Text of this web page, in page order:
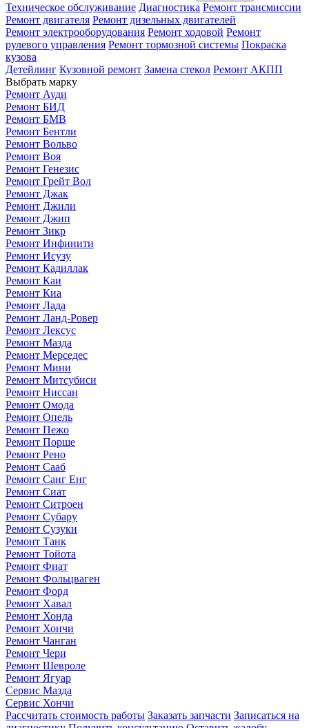
Техническое обслуживание Диагностика Ремонт трансмиссии
Ремонт двигателя Ремонт дизельных двигателей
Ремонт электрооборудования Ремонт ходовой Ремонт
рулевого управления Ремонт тормозной системы Покраска
кузова
Детейлинг Кузовной ремонт Замена стекол Ремонт АКПП
Выбрать марку
Ремонт Ауди
Ремонт БИД
Ремонт БМВ
Ремонт Бентли
Ремонт Вольво
Ремонт Воя
Ремонт Генезис
Ремонт Грейт Вол
Ремонт Джак
Ремонт Джили
Ремонт Джип
Ремонт Зикр
Ремонт Инфинити
Ремонт Исузу
Ремонт Кадиллак
Ремонт Каи
Ремонт Киа
Ремонт Лада
Ремонт Ланд-Ровер
Ремонт Лексус
Ремонт Мазда
Ремонт Мерседес
Ремонт Мини
Ремонт Митсубиси
Ремонт Ниссан
Ремонт Омода
Ремонт Опель
Ремонт Пежо
Ремонт Порше
Ремонт Рено
Ремонт Сааб
Ремонт Санг Енг
Ремонт Сиат
Ремонт Ситроен
Ремонт Субару
Ремонт Сузуки
Ремонт Танк
Ремонт Тойота
Ремонт Фиат
Ремонт Фольцваген
Ремонт Форд
Ремонт Хавал
Ремонт Хонда
Ремонт Хончи
Ремонт Чанган
Ремонт Чери
Ремонт Шевроле
Ремонт Ягуар
Сервис Мазда
Сервис Хончи
Рассчитать стоимость работы Заказать запчасти Записаться на